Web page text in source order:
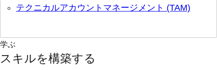
テクニカルアカウントマネージメント (TAM)
学ぶ
スキルを構築する